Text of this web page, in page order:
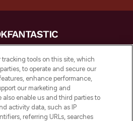
is de ultieme online
van Europa, met de
haarproducten en
dan 200 topmerken.
via de app, met gratis
vanaf €40.
tracking tools on this site, which
to operate and secure our
enhance performance,
our marketing and
enable us and third parties to
activity data, such as IP
referring URLs, searches